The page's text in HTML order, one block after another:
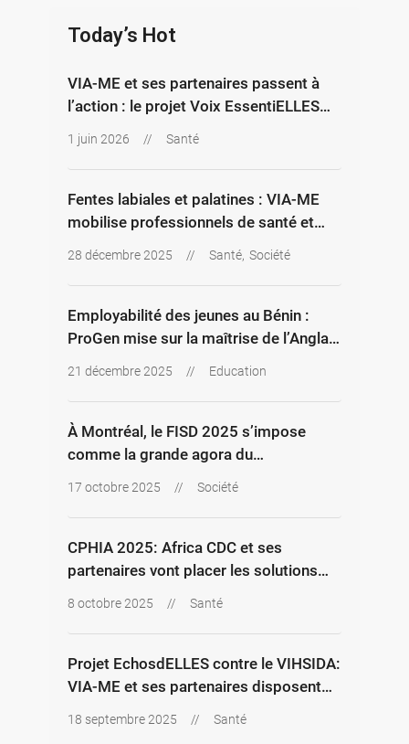
Today’s Hot
VIA-ME et ses partenaires passent à
l’action : le projet Voix EssentiELLES
entre dans sa deuxième année
1 juin 2026 // Santé
Fentes labiales et palatines : VIA-ME
mobilise professionnels de santé et
jeunes pour une meilleure prise en
28 décembre 2025 // Santé, Société
Employabilité des jeunes au Bénin :
ProGen mise sur la maîtrise de l’Anglais
et l’engagement civique au CEG Tindji
21 décembre 2025 // Education
À Montréal, le FISD 2025 s’impose
comme la grande agora du
développement solidaire
17 octobre 2025 // Société
CPHIA 2025: Africa CDC et ses
partenaires vont placer les solutions
proposées par les Africains au cœur de
8 octobre 2025 // Santé
Projet EchosdELLES contre le VIHSIDA:
VIA-ME et ses partenaires disposent
désormais d’un Argumentaire et d’un
Plan de plaidoyer
18 septembre 2025 // Santé